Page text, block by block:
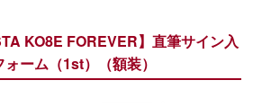
KO8E FOREVER】直筆サイン入
ーム（1st）（額装）